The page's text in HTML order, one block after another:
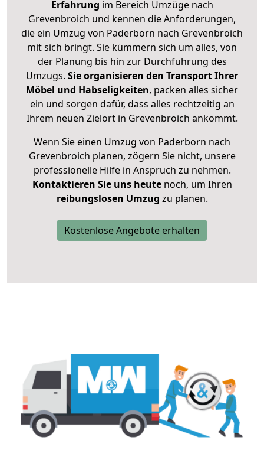
Erfahrung im Bereich Umzüge nach
Grevenbroich und kennen die Anforderungen,
die ein Umzug von Paderborn nach Grevenbroich
mit sich bringt. Sie kümmern sich um alles, von
der Planung bis hin zur Durchführung des
Umzugs. Sie organisieren den Transport Ihrer
Möbel und Habseligkeiten, packen alles sicher
ein und sorgen dafür, dass alles rechtzeitig an
Ihrem neuen Zielort in Grevenbroich ankommt.
Wenn Sie einen Umzug von Paderborn nach
Grevenbroich planen, zögern Sie nicht, unsere
professionelle Hilfe in Anspruch zu nehmen.
Kontaktieren Sie uns heutenoch, um Ihren
reibungslosen Umzug zu planen.
Kostenlose Angebote erhalten